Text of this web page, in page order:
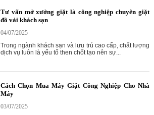
Tư vấn mở xưởng giặt là công nghiệp chuyên giặt
đồ vải khách sạn
04/07/2025
Trong ngành khách sạn và lưu trú cao cấp, chất lượng
dịch vụ luôn là yếu tố then chốt tạo nên sự...
Cách Chọn Mua Máy Giặt Công Nghiệp Cho Nhà
Máy
03/07/2025